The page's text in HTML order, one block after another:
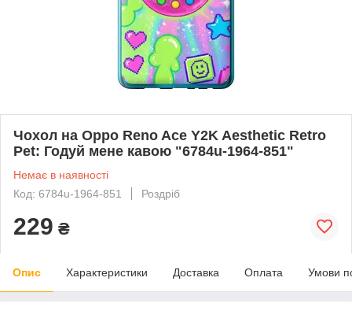
Чохол на Oppo Reno Ace Y2K Aesthetic Retro
Pet: Годуй мене кавою "6784u-1964-851"
Немає в наявності
Код: 6784u-1964-851
Роздріб
229 ₴
Опис Характеристики Доставка Оплата Умови